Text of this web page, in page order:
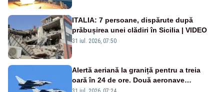
ITALIA: 7 persoane, dispărute după
prăbușirea unei clădiri în Sicilia | VIDEO
31 iul. 2026, 07:50
Alertă aeriană la graniță pentru a treia
oară în 24 de ore. Două aeronave
Eurofighter britanice au fost ridicate de la